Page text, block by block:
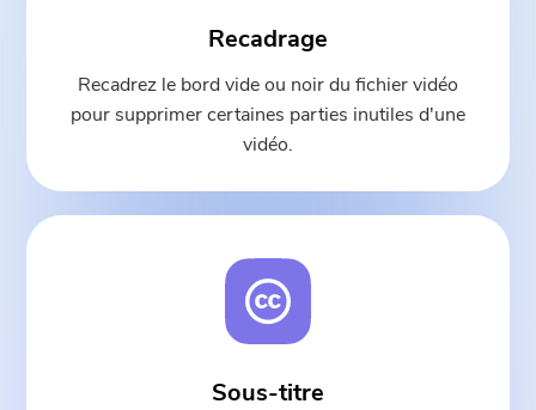
Recadrage
Recadrez le bord vide ou noir du fichier vidéo
pour supprimer certaines parties inutiles d'une
vidéo.
Sous-titre
Vous avez presque terminé.
Abonnez-vous à nos meilleures
offres et à l'actualité des
Conseils chaleureux
Ce logiciel ne peut être
Mac. Vous pouvez saisir votre